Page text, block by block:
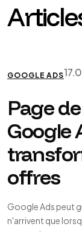
GOOGLE ADS
Page
Google
offres
Google Ads peut
n'arrivent que